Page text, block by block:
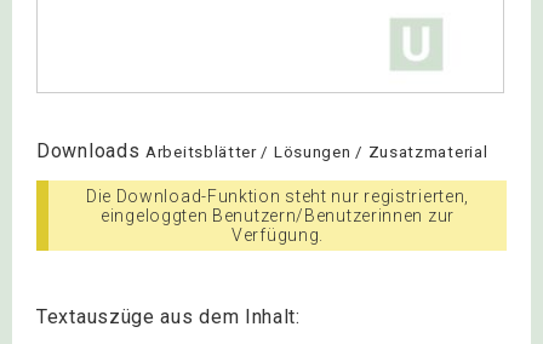
Downloads Arbeitsblätter / Lösungen / Zusatzmaterial
Die Download-Funktion steht nur registrierten,
eingeloggten Benutzern/Benutzerinnen zur
Verfügung.
Textauszüge aus dem Inhalt: